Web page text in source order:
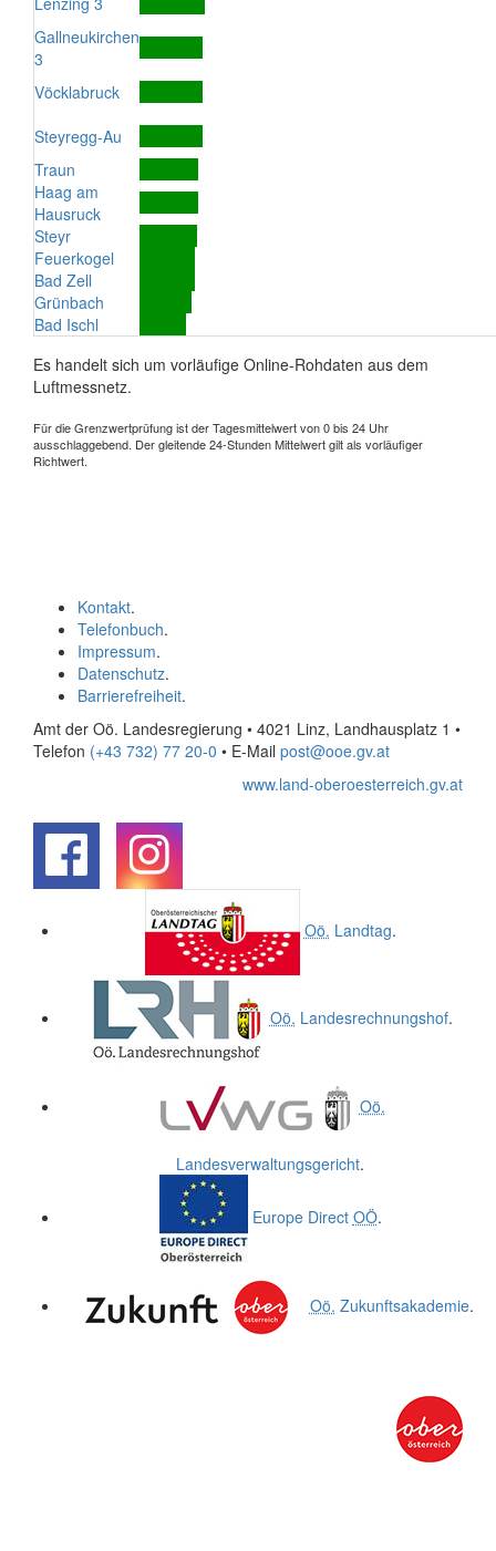
Gallneukirchen
3
Vöcklabruck
Steyregg-Au
Traun
Haag am
Hausruck
Steyr
Feuerkogel
Bad Zell
Grünbach
Bad Ischl
Es handelt sich um vorläufige Online-Rohdaten aus dem
Luftmessnetz.
Für die Grenzwertprüfung ist der Tagesmittelwert von 0 bis 24 Uhr
ausschlaggebend. Der gleitende 24-Stunden Mittelwert gilt als vorläufiger
Richtwert.
Kontakt.
Telefonbuch.
Impressum.
Datenschutz.
Barrierefreiheit.
Amt der Oö. Landesregierung • 4021 Linz, Landhausplatz 1 •
Telefon (+43 732) 77 20-0 • E-Mail post@ooe.gv.at
www.land-oberoesterreich.gv.at
Oö. Landtag.
Oö. Landesrechnungshof.
Oö.
Landesverwaltungsgericht.
Europe Direct OÖ.
Oö. Zukunftsakademie.